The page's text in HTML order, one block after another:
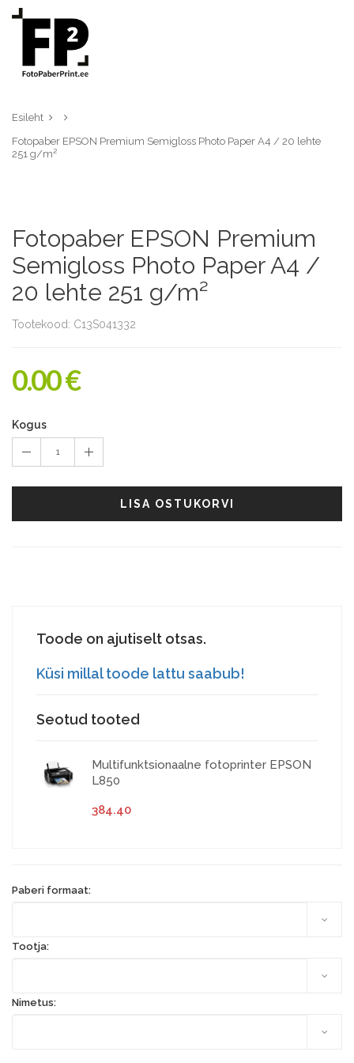
Esileht
Fotopaber EPSON Premium Semigloss Photo Paper A4 / 20 lehte
251 g/m²
Fotopaber EPSON Premium
Semigloss Photo Paper A4 /
20 lehte 251 g/m²
Tootekood: C13S041332
0.00 €
Kogus
1
LISA OSTUKORVI
Toode on ajutiselt otsas.
Küsi millal toode lattu saabub!
Seotud tooted
Multifunktsionaalne fotoprinter EPSON
L850
384.40
Paberi formaat:
Tootja:
Nimetus: